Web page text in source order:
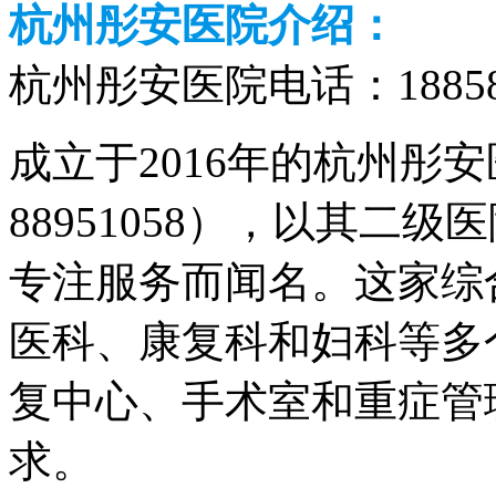
杭州彤安医院介绍：
杭州彤安医院电话：
成立于2016年的杭州彤
88951058），以其二级
专注服务而闻名。这家
医科、康复科和妇科等
复中心、手术室和重症
求。